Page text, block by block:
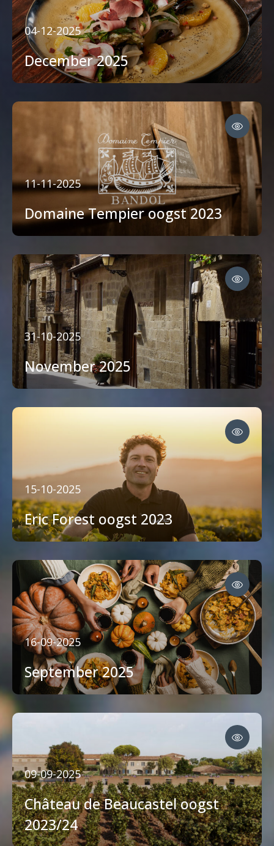
04-12-2025
December 2025
11-11-2025
Domaine Tempier oogst 2023
31-10-2025
November 2025
15-10-2025
Eric Forest oogst 2023
16-09-2025
September 2025
09-09-2025
Château de Beaucastel oogst
2023/24